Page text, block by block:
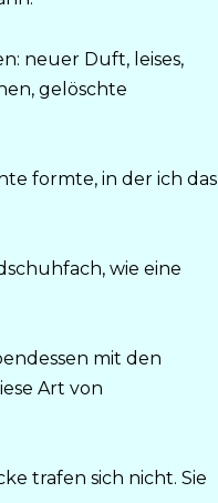
neuer Duft, leises,
gelöschte
formte, in der ich das
wie eine
mit den
Art von
trafen sich nicht. Sie